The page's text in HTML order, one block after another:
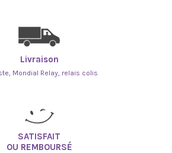
Livraison
Mondial Relay, relais colis
SATISFAIT
OU REMBOURSÉ